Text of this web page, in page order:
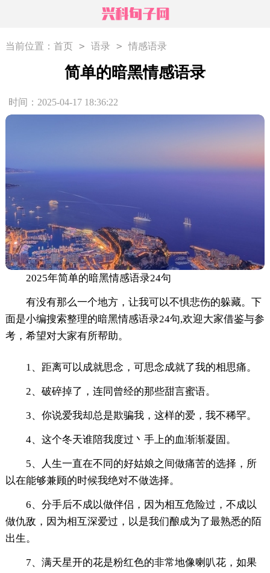
当前位置： 首页 > 语录 > 情感语录
简单的暗黑情感语录
时间：2025-04-17 18:36:22
2025年简单的暗黑情感语录24句
有没有那么一个地方，让我可以不惧悲伤的躲藏。下
面是小编搜索整理的暗黑情感语录24句,欢迎大家借鉴与参
考，希望对大家有所帮助。
1、距离可以成就思念，可思念成就了我的相思痛。
2、破碎掉了，连同曾经的那些甜言蜜语。
3、你说爱我却总是欺骗我，这样的爱，我不稀罕。
4、这个冬天谁陪我度过丶手上的血渐渐凝固。
5、人生一直在不同的好姑娘之间做痛苦的选择，所
以在能够兼顾的时候我绝对不做选择。
6、分手后不成以做伴侣，因为相互危险过，不成以
做仇敌，因为相互深爱过，以是我们酿成为了最熟悉的陌
出生。
7、满天星开的花是粉红色的非常地像喇叭花，如果